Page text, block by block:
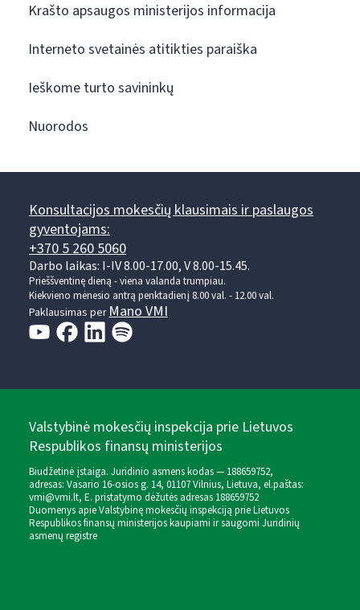
Krašto apsaugos ministerijos informacija
Interneto svetainės atitikties paraiška
Ieškome turto savininkų
Nuorodos
Konsultacijos mokesčių klausimais ir paslaugos
gyventojams:
+370 5 260 5060
Darbo laikas: I-IV 8.00-17.00, V 8.00-15.45.
Prieššventinę dieną - viena valanda trumpiau.
Kiekvieno mėnesio antrą penktadienį 8.00 val. - 12.00 val.
Paklausimas perMano VMI
Valstybinė mokesčių inspekcija prie Lietuvos
Respublikos finansų ministerijos
Biudžetinė įstaiga. Juridinio asmens kodas — 188659752,
adresas: Vasario 16-osios g. 14, 01107 Vilnius, Lietuva, el.paštas:
vmi@vmi.lt, E. pristatymo dėžutės adresas 188659752
Duomenys apie Valstybinę mokesčių inspekciją prie Lietuvos
Respublikos finansų ministerijos kaupiami ir saugomi Juridinių
asmenų registre